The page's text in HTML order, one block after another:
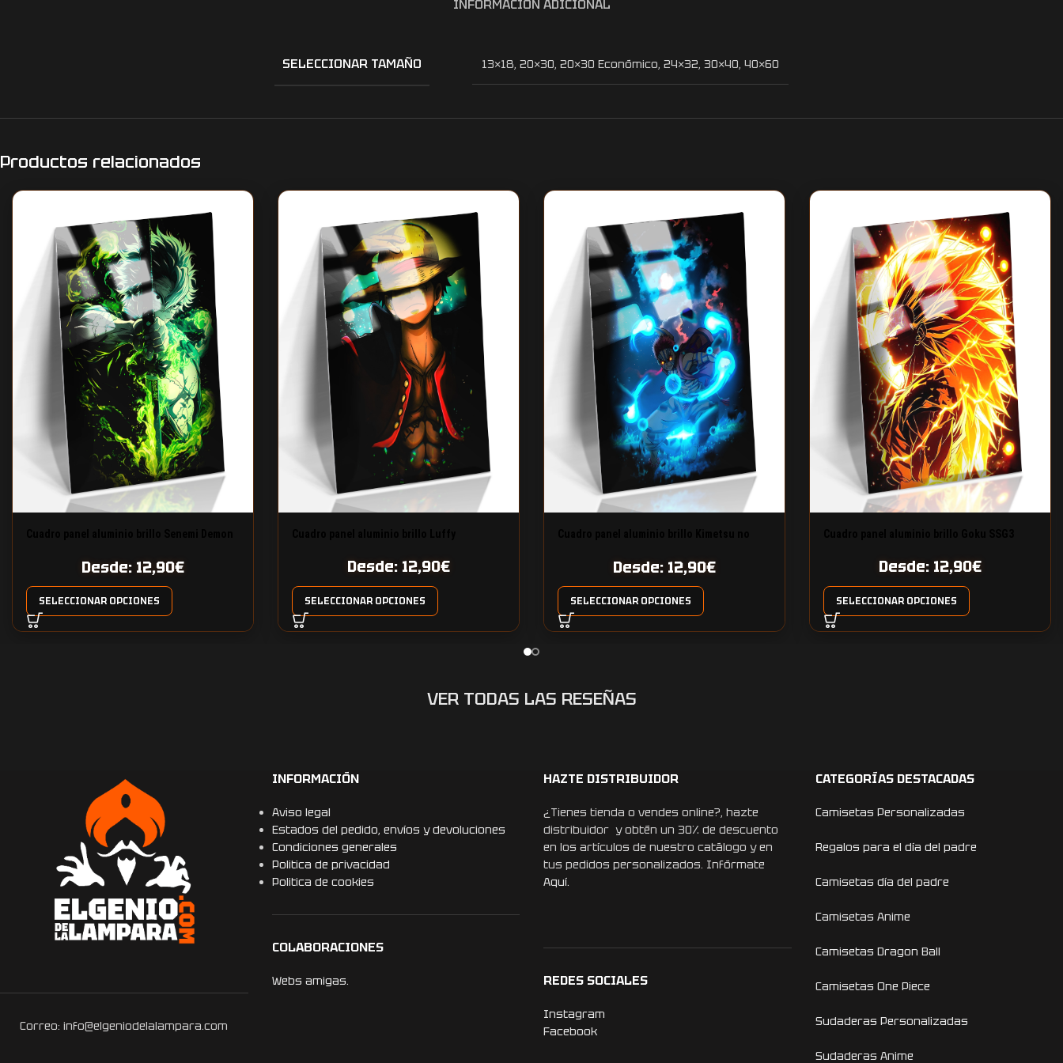
INFORMACIÓN ADICIONAL
SELECCIONAR TAMAÑO 13×18, 20×30, 20×30 Económico, 24×32, 30×40, 40×60
Productos relacionados
Desde: 12,90€
SELECCIONAR OPCIONES
Desde: 12,90€
SELECCIONAR OPCIONES
Desde: 12,90€
SELECCIONAR OPCIONES
Desde: 12,90€
SELECCIONAR OPCIONES
VER TODAS LAS RESEÑAS
Correo: info@elgeniodelalampara.com
INFORMACIÓN
Aviso legal
Estados del pedido, envíos y devoluciones
Condiciones generales
Politica de privacidad
Politica de cookies
COLABORACIONES
Webs amigas.
HAZTE DISTRIBUIDOR
¿Tienes tienda o vendes online?, hazte
distribuidor y obtén un 30% de descuento
en los artículos de nuestro catálogo y en
tus pedidos personalizados. Infórmate
Aquí.
REDES SOCIALES
Instagram
Facebook
CATEGORÍAS DESTACADAS
Camisetas Personalizadas
Regalos para el día del padre
Camisetas día del padre
Camisetas Anime
Camisetas Dragon Ball
Camisetas One Piece
Sudaderas Personalizadas
Sudaderas Anime